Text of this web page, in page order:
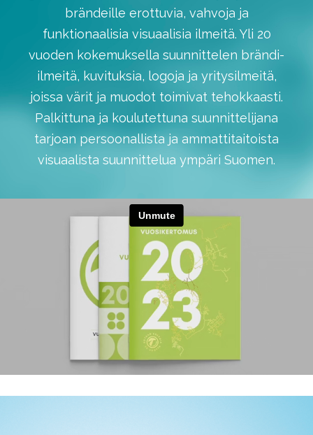
brändeille erottuvia, vahvoja ja
funktionaalisia visuaalisia ilmeitä. Yli 20
vuoden kokemuksella suunnittelen brändi-
ilmeitä, kuvituksia, logoja ja yritysilmeitä,
joissa värit ja muodot toimivat tehokkaasti.
Palkittuna ja koulutettuna suunnittelijana
tarjoan persoonallista ja ammattitaitoista
visuaalista suunnittelua ympäri Suomen.